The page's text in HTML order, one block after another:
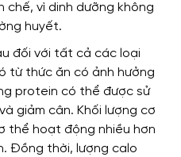
chế, vì dinh dưỡng không
huyết.
đối với tất cả các loại
từ thức ăn có ảnh hưởng
protein có thể được sử
giảm cân. Khối lượng cơ
thể hoạt động nhiều hơn
Đồng thời, lượng calo